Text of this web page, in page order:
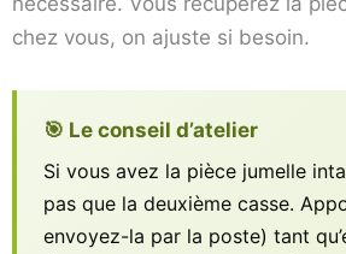
chez vous, on ajuste si besoin.
🎯 Le conseil d’atelier
Si vous avez la pièce jumelle
pas que la deuxième casse.
envoyez-la par la poste) tant